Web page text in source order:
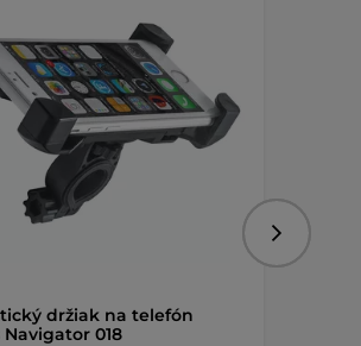
držiak na telefón
Navigator 018